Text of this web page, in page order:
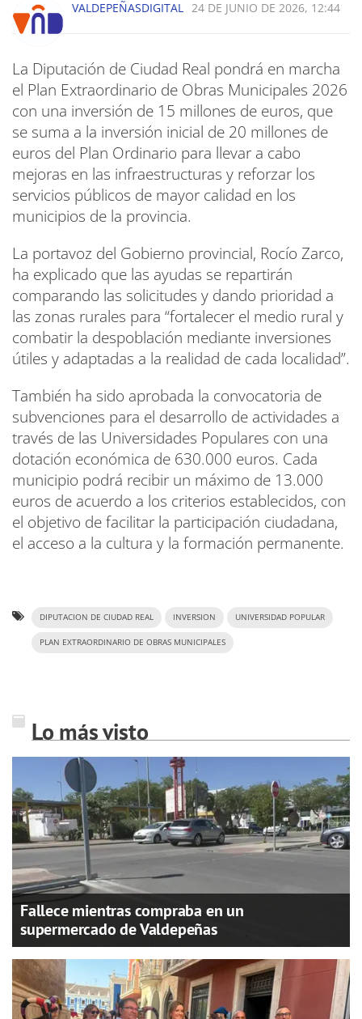
VALDEPEÑASDIGITAL 24 DE JUNIO DE 2026, 12:44
La Diputación de Ciudad Real pondrá en marcha
el Plan Extraordinario de Obras Municipales 2026
con una inversión de 15 millones de euros, que
se suma a la inversión inicial de 20 millones de
euros del Plan Ordinario para llevar a cabo
mejoras en las infraestructuras y reforzar los
servicios públicos de mayor calidad en los
municipios de la provincia.
La portavoz del Gobierno provincial, Rocío Zarco,
ha explicado que las ayudas se repartirán
comparando las solicitudes y dando prioridad a
las zonas rurales para “fortalecer el medio rural y
combatir la despoblación mediante inversiones
útiles y adaptadas a la realidad de cada localidad”.
También ha sido aprobada la convocatoria de
subvenciones para el desarrollo de actividades a
través de las Universidades Populares con una
dotación económica de 630.000 euros. Cada
municipio podrá recibir un máximo de 13.000
euros de acuerdo a los criterios establecidos, con
el objetivo de facilitar la participación ciudadana,
el acceso a la cultura y la formación permanente.
DIPUTACION DE CIUDAD REAL INVERSION UNIVERSIDAD POPULAR
PLAN EXTRAORDINARIO DE OBRAS MUNICIPALES
Lo más visto
Fallece mientras compraba en un
supermercado de Valdepeñas